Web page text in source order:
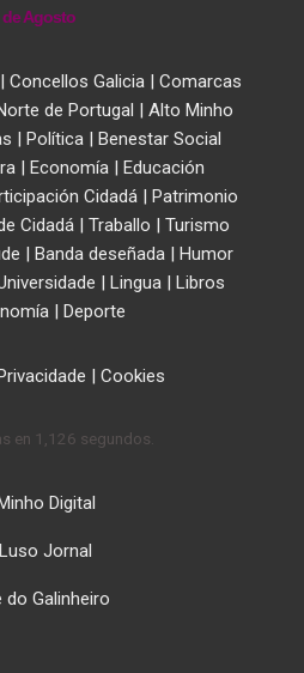
de Agosto
Concellos Galicia| Comarcas
de Portugal | Alto Minho
| Política| Benestar Social
| Economía | Educación
Cidadá| Patrimonio
Cidadá | Traballo | Turismo
| Banda deseñada | Humor
| Lingua| Libros
| Deporte
| Cookies
en 1,126 segundos.